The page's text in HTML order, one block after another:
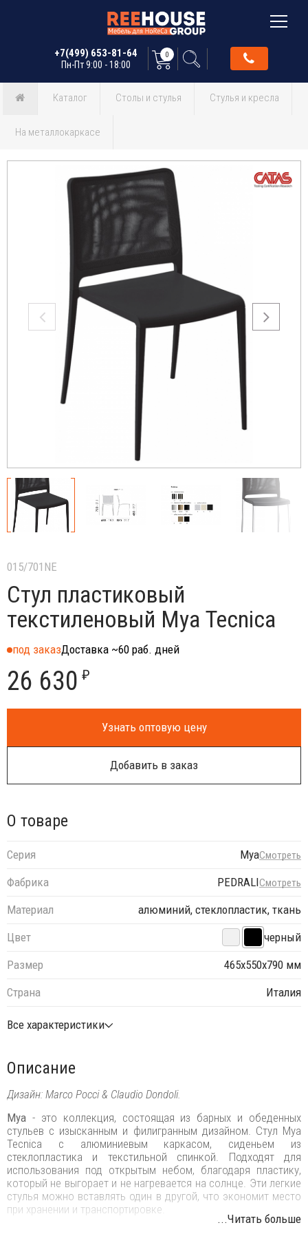
+7(499) 653-81-64
Пн-Пт 9:00 - 18:00
0
Каталог Столы и стулья Стулья и кресла
На металлокаркасе
015/701NE
Стул пластиковый
текстиленовый Mya Tecnica
под заказДоставка ~60 раб. дней
26 630 ₽
Узнать оптовую цену
Добавить в заказ
О товаре
Серия MyaСмотреть
Фабрика PEDRALIСмотреть
Материал
алюминий, стеклопластик, ткань
Цвет
черный
Размер
465х550х790 мм
Страна
Италия
Все характеристики
Описание
Дизайн: Marco Pocci & Claudio Dondoli.
Mya - это коллекция, состоящая из барных и обеденных
стульев с изысканным и филигранным дизайном. Стул Mya
Tecnica с алюминиевым каркасом, сиденьем из
стеклопластика и текстильной спинкой. Подходят для
использования под открытым небом, благодаря пластику,
который не выгорает и не нагревается на солнце. Эти легкие
стулья можно вставлять один в другой, что экономит место
при хранении и транспортировке.
...Читать больше